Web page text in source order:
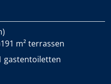
191 m² terrassen
gastentoiletten